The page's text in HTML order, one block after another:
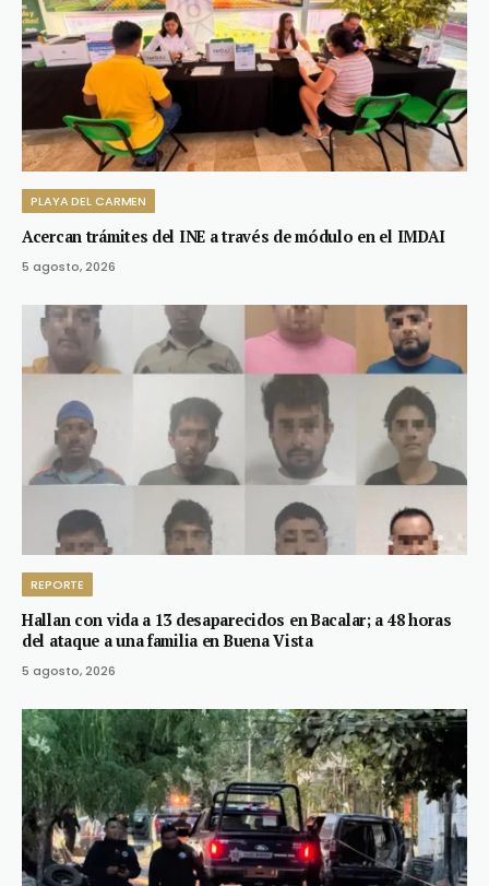
PLAYA DEL CARMEN
Acercan trámites del INE a través de módulo en el IMDAI
5 agosto, 2026
REPORTE
Hallan con vida a 13 desaparecidos en Bacalar; a 48 horas
del ataque a una familia en Buena Vista
5 agosto, 2026